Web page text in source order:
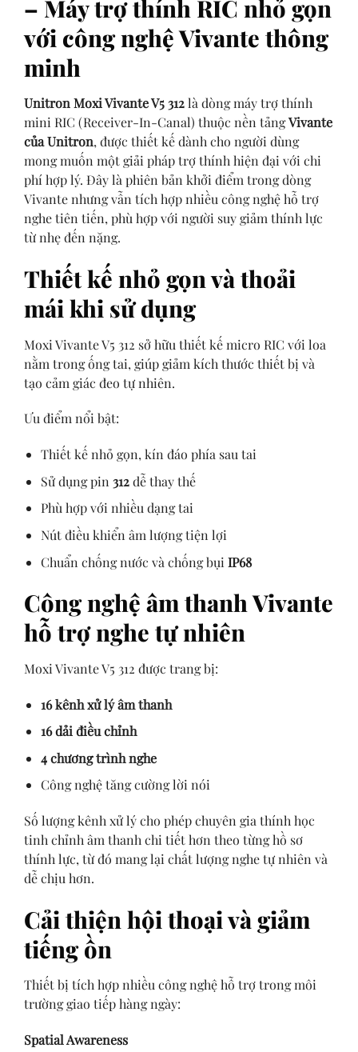
– Máy trợ thính RIC nhỏ gọn
với công nghệ Vivante thông
minh
Unitron Moxi Vivante V5 312là dòng máy trợ thính
mini RIC (Receiver-In-Canal) thuộc nền tảngVivante
của Unitron, được thiết kế dành cho người dùng
mong muốn một giải pháp trợ thính hiện đại với chi
phí hợp lý. Đây là phiên bản khởi điểm trong dòng
Vivante nhưng vẫn tích hợp nhiều công nghệ hỗ trợ
nghe tiên tiến, phù hợp với người suy giảm thính lực
từ nhẹ đến nặng.
Thiết kế nhỏ gọn và thoải
mái khi sử dụng
Moxi Vivante V5 312 sở hữu thiết kế micro RIC với loa
nằm trong ống tai, giúp giảm kích thước thiết bị và
tạo cảm giác đeo tự nhiên.
Ưu điểm nổi bật:
Thiết kế nhỏ gọn, kín đáo phía sau tai
Sử dụng pin 312dễ thay thế
Phù hợp với nhiều dạng tai
Nút điều khiển âm lượng tiện lợi
Chuẩn chống nước và chống bụi IP68
Công nghệ âm thanh Vivante
hỗ trợ nghe tự nhiên
Moxi Vivante V5 312 được trang bị:
16 kênh xử lý âm thanh
16 dải điều chỉnh
4 chương trình nghe
Công nghệ tăng cường lời nói
Số lượng kênh xử lý cho phép chuyên gia thính học
tinh chỉnh âm thanh chi tiết hơn theo từng hồ sơ
thính lực, từ đó mang lại chất lượng nghe tự nhiên và
dễ chịu hơn.
Cải thiện hội thoại và giảm
tiếng ồn
Thiết bị tích hợp nhiều công nghệ hỗ trợ trong môi
trường giao tiếp hàng ngày:
Spatial Awareness